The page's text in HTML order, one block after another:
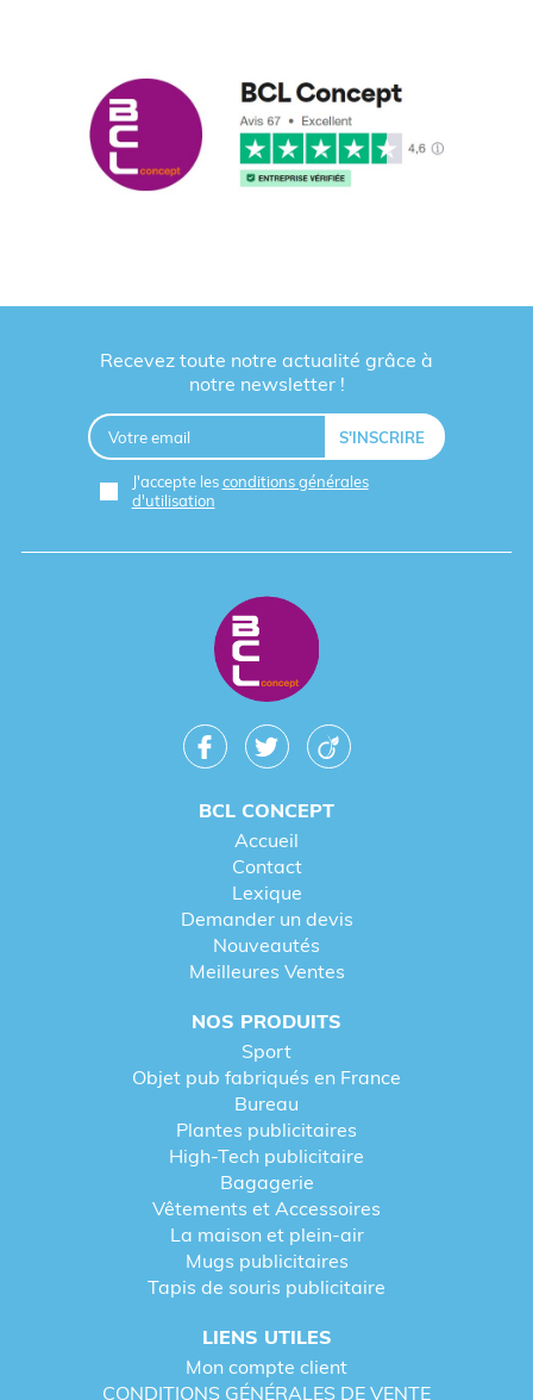
Recevez toute notre actualité grâce à
notre newsletter !
J'accepte lesconditions générales
d'utilisation
BCL CONCEPT
Accueil
Contact
Lexique
Demander un devis
Nouveautés
Meilleures Ventes
NOS PRODUITS
Sport
Objet pub fabriqués en France
Bureau
Plantes publicitaires
High-Tech publicitaire
Bagagerie
Vêtements et Accessoires
La maison et plein-air
Mugs publicitaires
Tapis de souris publicitaire
LIENS UTILES
Mon compte client
CONDITIONS GÉNÉRALES DE VENTE